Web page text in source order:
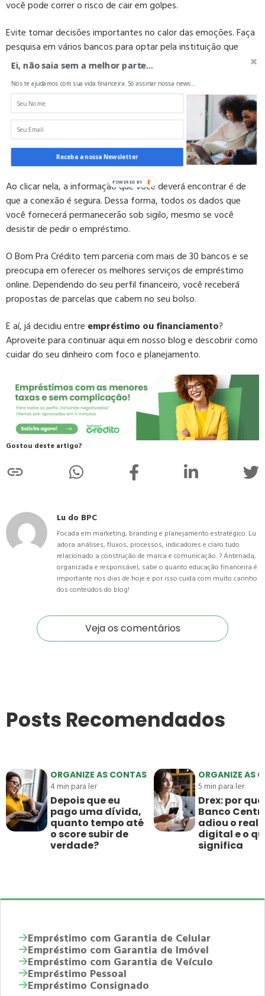
você pode correr o risco de cair em golpes.
Evite tomar decisões importantes no calor das emoções. Faça
pesquisa em vários bancos para optar pela instituição que
oferece os melhores serviços e condições de pagamento. Caso
empréstimo pessoal online
redobrado.
Só solicite esse tipo de serviço em site com certificado de
segurança válido. Isso pode ser identificado na imagem de um
pequeno cadeado que fica no lado esquerdo do endereço da
Ao clicar nela, a informação que você deverá encontrar é de
que a conexão é segura. Dessa forma, todos os dados que
você fornecerá permanecerão sob sigilo, mesmo se você
desistir de pedir o empréstimo.
O Bom Pra Crédito tem parceria com mais de 30 bancos e se
preocupa em oferecer os melhores serviços de empréstimo
online. Dependendo do seu perfil financeiro, você receberá
propostas de parcelas que cabem no seu bolso.
E aí, já decidiu entre empréstimo ou financiamento?
Aproveite para continuar aqui em nosso blog e descobrir como
cuidar do seu dinheiro com foco e planejamento.
Gostou deste artigo?
Lu do BPC
Focada em marketing, branding e planejamento estratégico. Lu
adora análises, fluxos, processos, indicadores e claro tudo
relacionado a construção de marca e comunicação. ? Antenada,
organizada e responsável, sabe o quanto educação financeira é
importante nos dias de hoje e por isso cuida com muito carinho
dos conteúdos do blog!
Veja os comentários
Posts Recomendados
ORGANIZE AS CONTAS
4min para ler
Depois que eu
pago uma dívida,
quanto tempo até
o score subir de
verdade?
ORGANIZE AS
5min para ler
Drex: por
Banco
adiou o real
digital e o
significa
Empréstimo com Garantia de Celular
Empréstimo com Garantia de Imóvel
Empréstimo com Garantia de Veículo
Empréstimo Pessoal
Empréstimo Consignado
Ei, não saia sem a melhor parte...
Nós te ajudamos com sua vida financeira. Só assinar nossa news...
Receba a nossa Newsletter
POWERED BY